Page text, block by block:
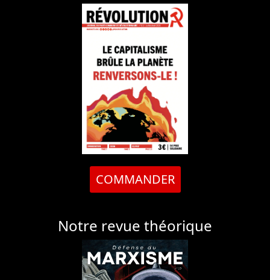
COMMANDER
Notre revue théorique